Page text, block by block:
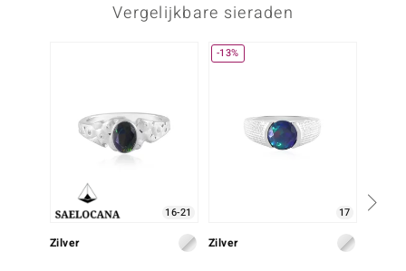
Collection
Vergelijkbare sieraden
16-21
Zilver
-13%
17
Zilver